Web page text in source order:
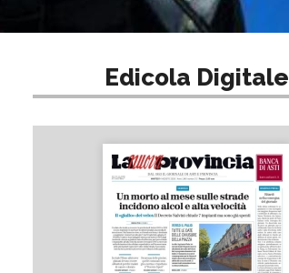
Edicola Digitale